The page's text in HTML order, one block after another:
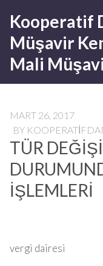
content
Kooperatif
Müşavir
Mali
MART 26, 2017
BY
TÜR
İŞLEMLERİ
vergi dairesi